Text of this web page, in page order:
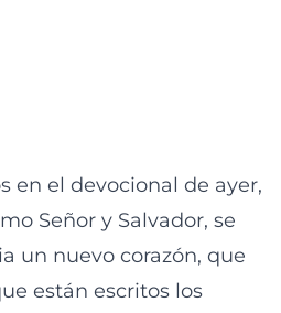
en el devocional de ayer,
Señor y Salvador, se
un nuevo corazón, que
están escritos los